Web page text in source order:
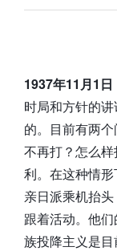
1937年11月1日
时局和方针的
的。目前有两
不再打？怎么
利。在这种情
亲日派乘机抬头
跟着活动。他
族投降主义是